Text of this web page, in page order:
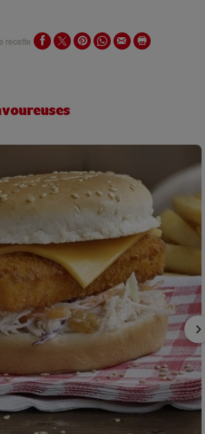
recette